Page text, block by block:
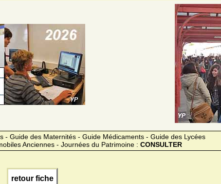
Guide des Maternités - Guide Médicaments - Guide des Lycées
Anciennes - Journées du Patrimoine : CONSULTER
retour fiche